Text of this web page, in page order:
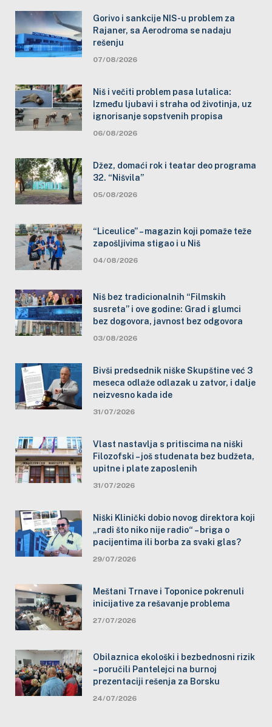
Gorivo i sankcije NIS-u problem za
Rajaner, sa Aerodroma se nadaju
rešenju
07/08/2026
Niš i večiti problem pasa lutalica:
Između ljubavi i straha od životinja, uz
ignorisanje sopstvenih propisa
06/08/2026
Džez, domaći rok i teatar deo programa
32. “Nišvila”
05/08/2026
“Liceulice” – magazin koji pomaže teže
zapošljivima stigao i u Niš
04/08/2026
Niš bez tradicionalnih “Filmskih
susreta” i ove godine: Grad i glumci
bez dogovora, javnost bez odgovora
03/08/2026
Bivši predsednik niške Skupštine već 3
meseca odlaže odlazak u zatvor, i dalje
neizvesno kada ide
31/07/2026
Vlast nastavlja s pritiscima na niški
Filozofski – još studenata bez budžeta,
upitne i plate zaposlenih
31/07/2026
Niški Klinički dobio novog direktora koji
„radi što niko nije radio“ – briga o
pacijentima ili borba za svaki glas?
29/07/2026
Meštani Trnave i Toponice pokrenuli
inicijative za rešavanje problema
27/07/2026
Obilaznica ekološki i bezbednosni rizik
– poručili Pantelejci na burnoj
prezentaciji rešenja za Borsku
24/07/2026